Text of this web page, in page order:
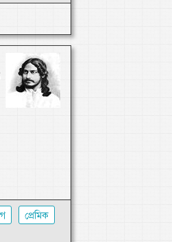
প্রেমিক